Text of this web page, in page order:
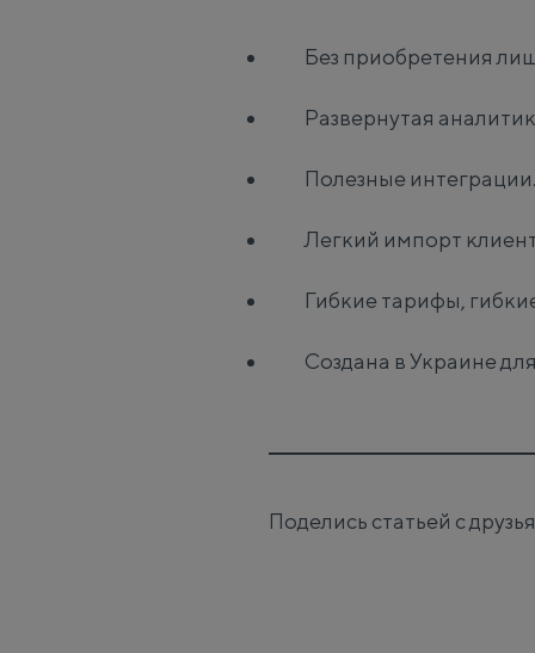
Без приобретения
Развернутая
Полезные интеграции.
Легкий импорт
Гибкие тарифы,
Создана в Украине
Поделись статьей с